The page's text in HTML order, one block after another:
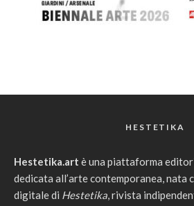
HESTETIKA
Hestetika.art è una piattaforma
dedicata all’arte contemporanea, nata
digitale di Hestetika, rivista